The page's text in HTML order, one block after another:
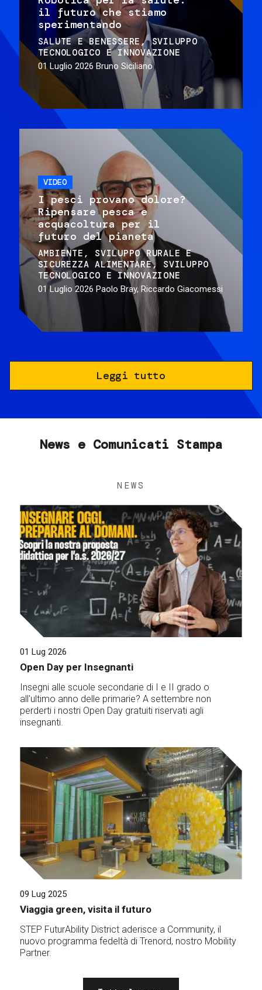
il futuro che stiamo
sperimentando
SALUTE E BENESSERE
SVILUPPO
TECNOLOGICO E INNOVAZIONE
01 Luglio 2026 Bruno Siciliano
VIDEO
I pesci provano dolore?
Ripensare pesca e
acquacoltura per il
futuro del pianeta
AMBIENTE
SVILUPPO RURALE E
SICUREZZA ALIMENTARE
SVILUPPO
TECNOLOGICO E INNOVAZIONE
01 Luglio 2026 Paolo Bray, Riccardo Giacomessi
Leggi tutto
News e Comunicati Stampa
NEWS
01 Lug 2026
Open Day per Insegnanti
Insegni alle scuole secondarie di I e II grado o
all'ultimo anno delle primarie? A settembre non
perderti i nostri Open Day gratuiti riservati agli
insegnanti.
09 Lug 2025
Viaggia green, visita il futuro
STEP FuturAbility District aderisce a Community, il
nuovo programma fedeltà di Trenord, nostro Mobility
Partner.